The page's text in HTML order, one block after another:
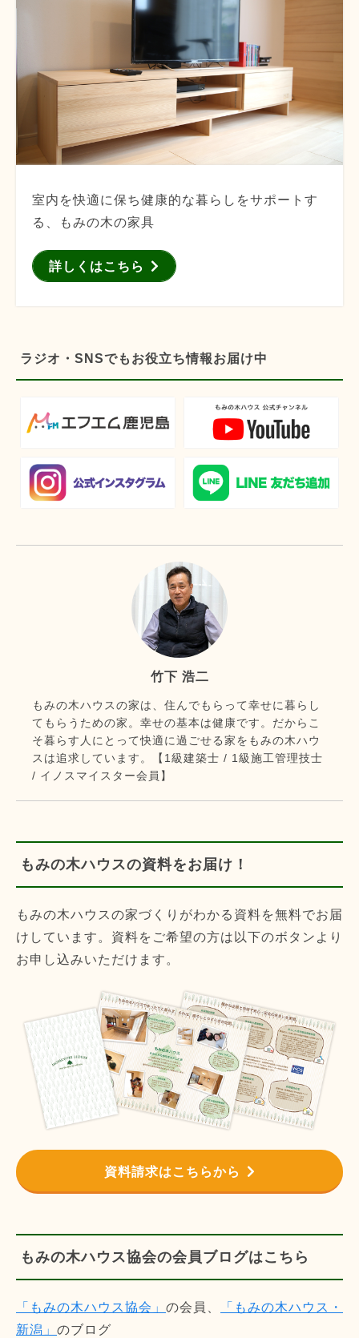
室内を快適に保ち健康的な暮らしをサポートす
る、もみの木の家具
詳しくはこちら
ラジオ・SNSでもお役立ち情報お届け中
竹下 浩二
もみの木ハウスの家は、住んでもらって幸せに暮らし
てもらうための家。幸せの基本は健康です。だからこ
そ暮らす人にとって快適に過ごせる家をもみの木ハウ
スは追求しています。【1級建築士 / 1級施工管理技士
/ イノスマイスター会員】
もみの木ハウスの資料をお届け！
もみの木ハウスの家づくりがわかる資料を無料でお届
けしています。資料をご希望の方は以下のボタンより
お申し込みいただけます。
資料請求はこちらから
もみの木ハウス協会の会員ブログはこちら
「もみの木ハウス協会」 の会員、
「もみの木ハウス・
新潟」 のブログ